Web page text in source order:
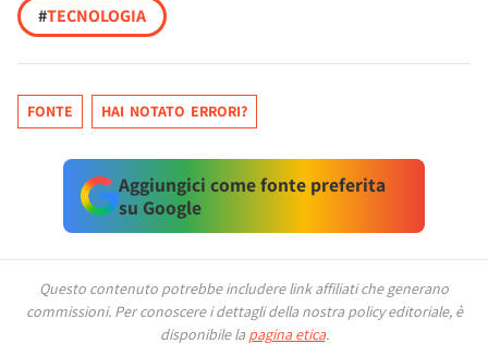
#TECNOLOGIA
FONTE HAI NOTATO ERRORI?
Aggiungici come fonte preferita
su Google
Questo contenuto potrebbe includere link affiliati che generano
commissioni. Per conoscere i dettagli della nostra policy editoriale, è
disponibile la pagina etica.